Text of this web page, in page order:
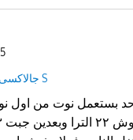
جالاكسى S